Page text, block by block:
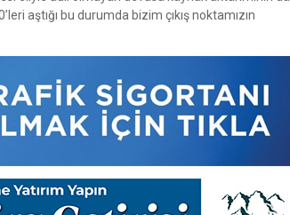
aştığı bu durumda bizim çıkış noktamızın